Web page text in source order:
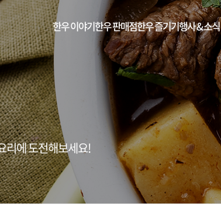
한우 이야기한우 판매점한우 즐기기행사 & 소식
리에 도전해보세요!